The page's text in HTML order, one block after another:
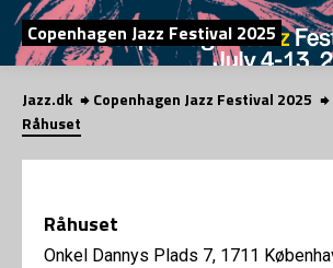
Copenhagen Jazz Festival 2025
Jazz.dk Copenhagen Jazz Festival 2025
Råhuset
Råhuset
Onkel Dannys Plads 7, 1711